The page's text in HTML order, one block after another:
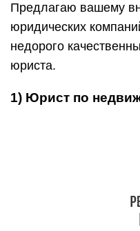
Предлагаю вашему
юридических
недорого
юриста.
1) Юрист по